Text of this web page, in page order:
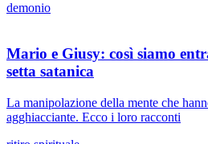
demonio
Mario e Giusy: così siamo
setta satanica
La manipolazione della mente che
agghiacciante. Ecco i loro racconti